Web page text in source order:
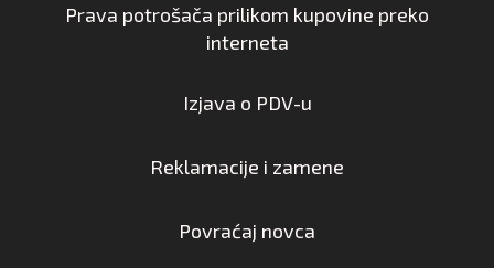
Prava potrošača prilikom kupovine preko
interneta
Izjava o PDV-u
Reklamacije i zamene
Povraćaj novca